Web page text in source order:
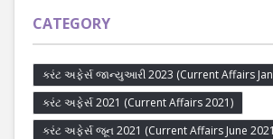
CATEGORY
કરંટ અફેર્સ જાન્યુઆરી 2023 (Current Affairs
કરંટ અફેર્સ 2021 (Current Affairs 2021)
કરંટ અફેર્સ જૂન 2021 (Current Affairs June